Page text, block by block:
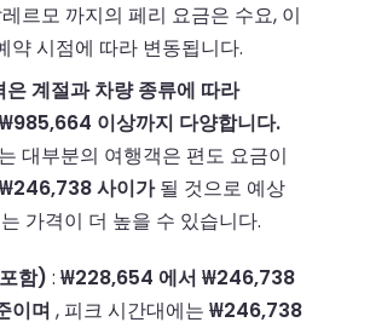
르모 까지의 페리 요금은 수요, 이
약 시점에 따라 변동됩니다.
은 계절과 차량 종류에 따라
이상까지 다양합니다.
대부분의 여행객은 편도 요금이
사이가될 것으로 예상
가격이 더 높을 수 있습니다.
함) : ₩228,654 에서 ₩246,738
이며 , 피크 시간대에는 ₩246,738